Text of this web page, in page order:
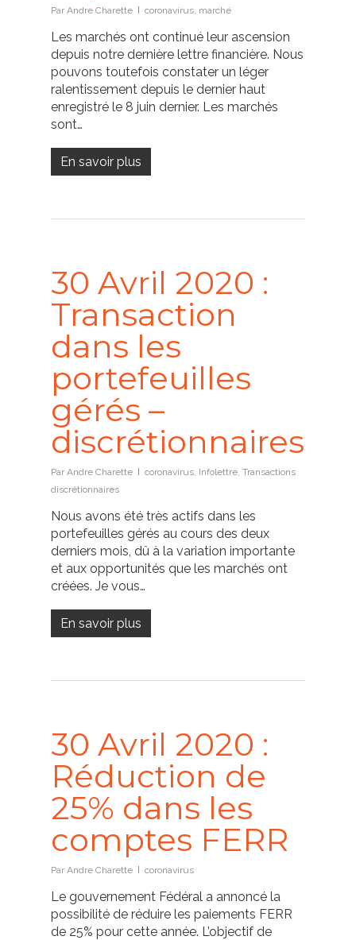
Par Andre Charette coronavirus, marché
Les marchés ont continué leur ascension
depuis notre dernière lettre financière. Nous
pouvons toutefois constater un léger
ralentissement depuis le dernier haut
enregistré le 8 juin dernier. Les marchés
sont…
En savoir plus
30 Avril 2020 :
Transaction
dans les
portefeuilles
gérés –
discrétionnaires
Par Andre Charette coronavirus, Infolettre, Transactions
discrétionnaires
Nous avons été très actifs dans les
portefeuilles gérés au cours des deux
derniers mois, dû à la variation importante
et aux opportunités que les marchés ont
créées. Je vous…
En savoir plus
30 Avril 2020 :
Réduction de
25% dans les
comptes FERR
Par Andre Charette coronavirus
Le gouvernement Fédéral a annoncé la
possibilité de réduire les paiements FERR
de 25% pour cette année. L’objectif de